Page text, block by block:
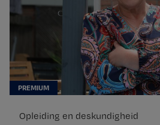
Opleiding en deskundigheid